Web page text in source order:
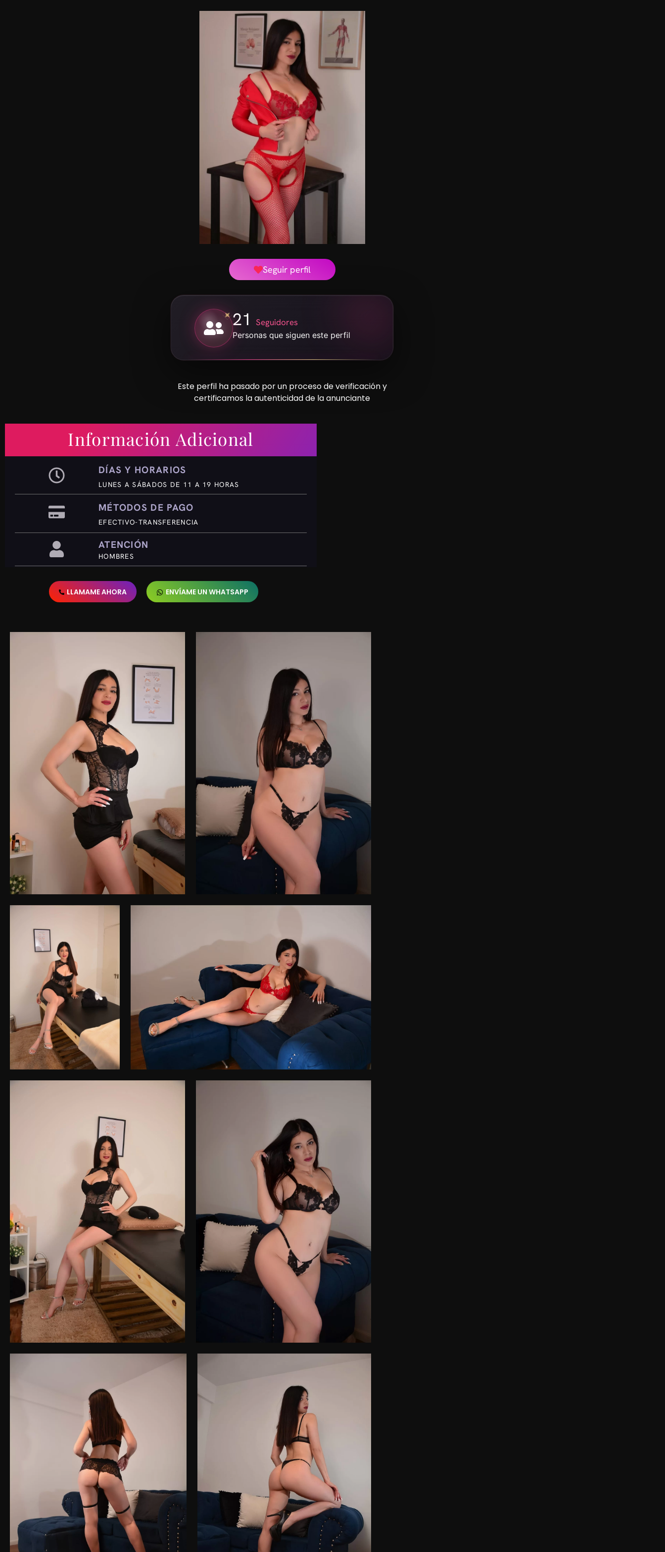
Atiendo con cita previa y estaré encantada de recibirte.
Seguir perfil
21 Seguidores
Personas que siguen este perfil
Este perfil ha pasado por un proceso de verificación y
certificamos la autenticidad de la anunciante
Información Adicional
DÍAS Y HORARIOS
LUNES A SÁBADOS DE 11 A 19 HORAS
MÉTODOS DE PAGO
EFECTIVO-TRANSFERENCIA
ATENCIÓN
HOMBRES
LLAMAME AHORA ENVÍAME UN WHATSAPP